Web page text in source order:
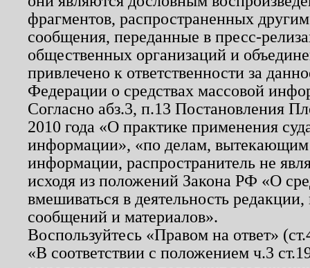
фрагментов, распространенных
сообщения, переданные в пресс-
общественных организаций и
привлечено к ответственности за
Федерации о средствах массовой
Согласно абз.3, п.13 Постановления
2010 года «О практике применения
информации», «по делам, вытекающим
информации, распространитель не
исходя из положений Закона РФ «О
вмешиваться в деятельность
сообщений и материалов».
Воспользуйтесь «Правом на ответ»
«В соответствии с положением ч.3